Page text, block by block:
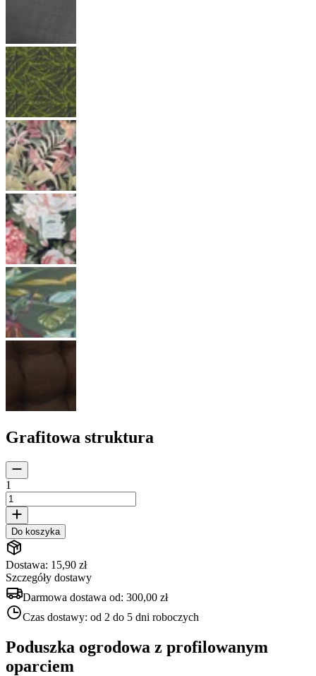
Grafitowa struktura
1
Do koszyka
Dostawa: 15,90 zł
Szczegóły dostawy
Darmowa dostawa od: 300,00 zł
Czas dostawy: od 2 do 5 dni roboczych
Poduszka ogrodowa z profilowanym
oparciem